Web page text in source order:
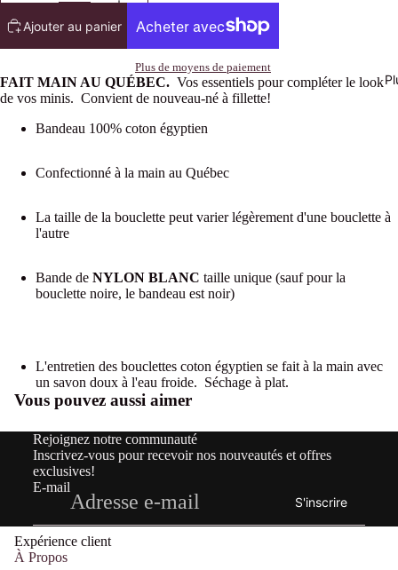
Ajouter au panier
Plus de moyens de paiement
FAIT MAIN AU QUÉBEC. Vos essentiels pour compléter le look
de vos minis. Convient de nouveau-né à fillette!
Bandeau 100% coton égyptien
Confectionné à la main au Québec
La taille de la bouclette peut varier légèrement d'une bouclette à
l'autre
Bande de NYLON BLANC taille unique (sauf pour la
bouclette noire, le bandeau est noir)
L'entretien des bouclettes coton égyptien se fait à la main avec
un savon doux à l'eau froide. Séchage à plat.
Vous pouvez aussi aimer
Rejoignez notre communauté
Inscrivez-vous pour recevoir nos nouveautés et offres
exclusives!
E-mail
S'inscrire
Expérience client
À Propos